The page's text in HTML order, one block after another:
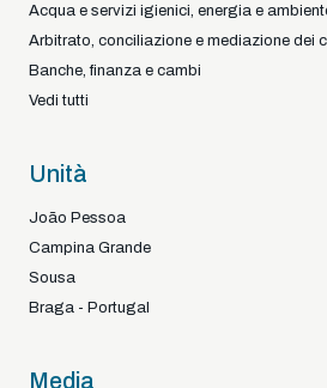
Acqua e servizi igienici, energia e
Arbitrato, conciliazione e mediazione dei
Banche, finanza e cambi
Vedi tutti
Unità
João Pessoa
Campina Grande
Sousa
Braga - Portugal
Media